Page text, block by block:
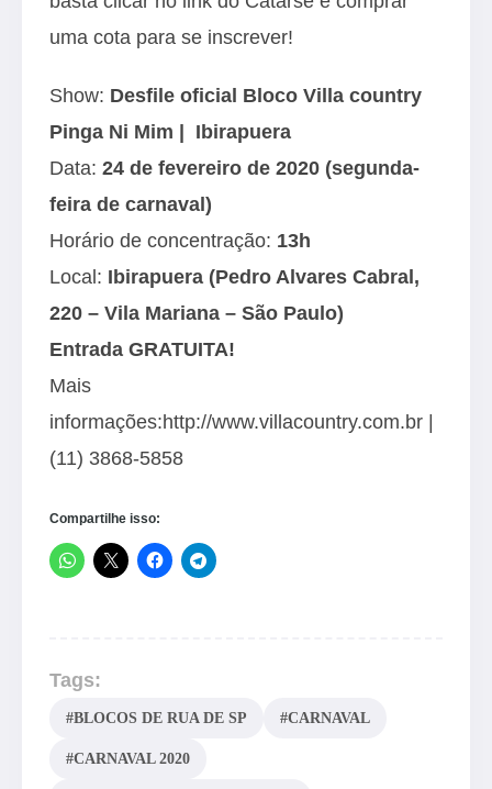
uma cota para se inscrever!
Show: Desfile oficial Bloco Villa country
Pinga Ni Mim | Ibirapuera
Data: 24 de fevereiro de 2020 (segunda-
feira de carnaval)
Horário de concentração: 13h
Local: Ibirapuera (Pedro Alvares Cabral,
220 – Vila Mariana – São Paulo)
Entrada GRATUITA!
Mais
informações:http://www.villacountry.com.br |
(11) 3868-5858
Compartilhe isso:
Tags:
#BLOCOS DE RUA DE SP #CARNAVAL
#CARNAVAL 2020